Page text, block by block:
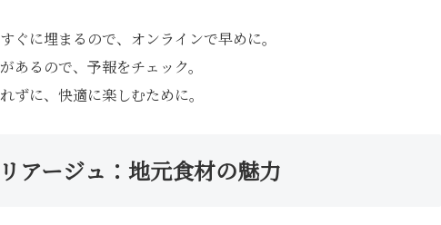
に埋まるので、オンラインで早めに。
あるので、予報をチェック。
ずに、快適に楽しむために。
アージュ：地元食材の魅力